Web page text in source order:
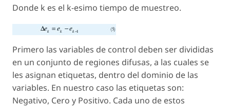
Donde k es el k-esimo tiempo de muestreo.
Primero las variables de control deben ser divididas
en un conjunto de regiones difusas, a las cuales se
les asignan etiquetas, dentro del dominio de las
variables. En nuestro caso las etiquetas son:
Negativo, Cero y Positivo. Cada uno de estos